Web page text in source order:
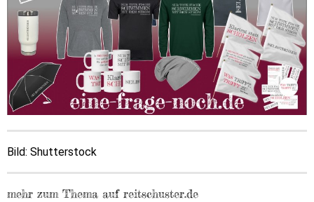
Bild: Shutterstock
mehr zum Thema auf reitschuster.de